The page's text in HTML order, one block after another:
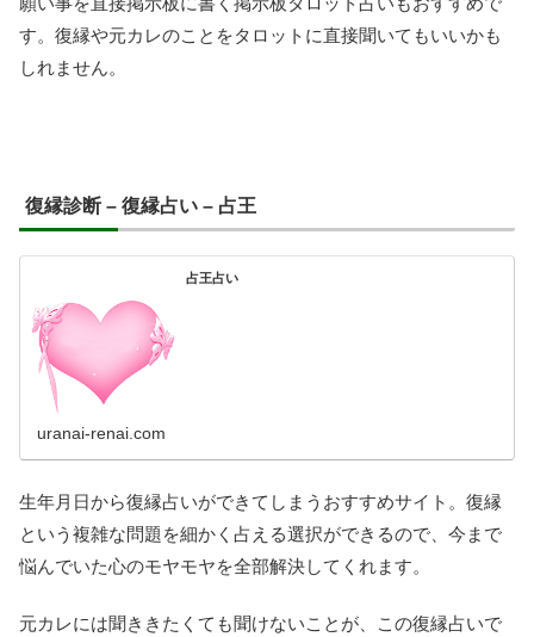
す。復縁や元カレのことをタロットに直接聞いてもいいかも
しれません。
復縁診断 – 復縁占い – 占王
占王占い
uranai-renai.com
生年月日から復縁占いができてしまうおすすめサイト。復縁
という複雑な問題を細かく占える選択ができるので、今まで
悩んでいた心のモヤモヤを全部解決してくれます。
元カレには聞ききたくても聞けないことが、この復縁占いで